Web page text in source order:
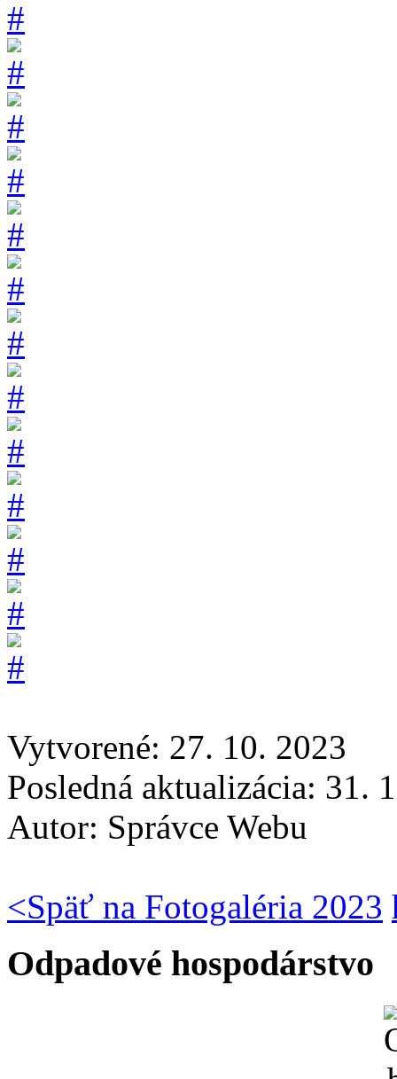
Vytvorené: 27. 10. 2023
Posledná aktualizácia: 31.
Autor: Správce Webu
<Späť na Fotogaléria 2023
Odpadové hospodárstvo